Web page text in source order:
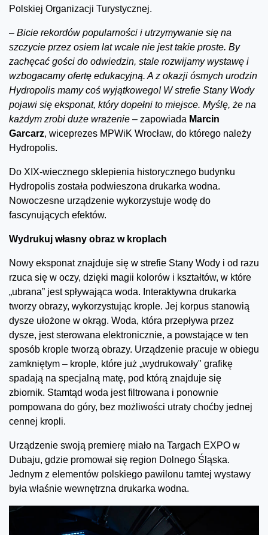
Polskiej Organizacji Turystycznej.
– Bicie rekordów popularności i utrzymywanie się na
szczycie przez osiem lat wcale nie jest takie proste. By
zachęcać gości do odwiedzin, stale rozwijamy wystawę i
wzbogacamy ofertę edukacyjną. A z okazji ósmych urodzin
Hydropolis mamy coś wyjątkowego! W strefie Stany Wody
pojawi się eksponat, który dopełni to miejsce. Myślę, że na
każdym zrobi duże wrażenie – zapowiada Marcin
Garcarz, wiceprezes MPWiK Wrocław, do którego należy
Hydropolis.
Do XIX-wiecznego sklepienia historycznego budynku
Hydropolis została podwieszona drukarka wodna.
Nowoczesne urządzenie wykorzystuje wodę do
fascynujących efektów.
Wydrukuj własny obraz w kroplach
Nowy eksponat znajduje się w strefie Stany Wody i od razu
rzuca się w oczy, dzięki magii kolorów i kształtów, w które
„ubrana” jest spływająca woda. Interaktywna drukarka
tworzy obrazy, wykorzystując krople. Jej korpus stanowią
dysze ułożone w okrąg. Woda, która przepływa przez
dysze, jest sterowana elektronicznie, a powstające w ten
sposób krople tworzą obrazy. Urządzenie pracuje w obiegu
zamkniętym – krople, które już „wydrukowały" grafikę
spadają na specjalną matę, pod którą znajduje się
zbiornik. Stamtąd woda jest filtrowana i ponownie
pompowana do góry, bez możliwości utraty choćby jednej
cennej kropli.
Urządzenie swoją premierę miało na Targach EXPO w
Dubaju, gdzie promował się region Dolnego Śląska.
Jednym z elementów polskiego pawilonu tamtej wystawy
była właśnie wewnętrzna drukarka wodna.